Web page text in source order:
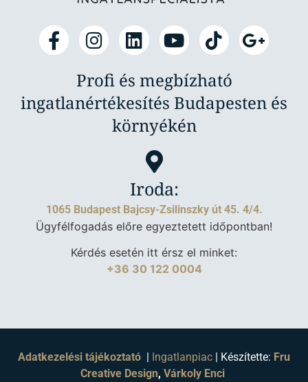
Profi és megbízható
ingatlanértékesítés Budapesten és
környékén
Iroda:
1065 Budapest Bajcsy-Zsilinszky út 45. 4/4.
Ügyfélfogadás előre egyeztetett időpontban!
Kérdés esetén itt érsz el minket:
+36 30 122 0004
Adatkezelési tájékoztató | Ingatlanpiac | Készítette: Fru
Creative Design, Várkoly Enci